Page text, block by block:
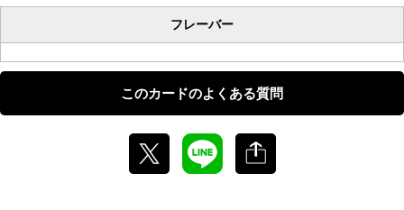
フレーバー
このカードのよくある質問